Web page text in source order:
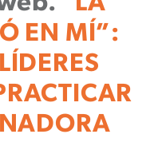
EN MÍ”: